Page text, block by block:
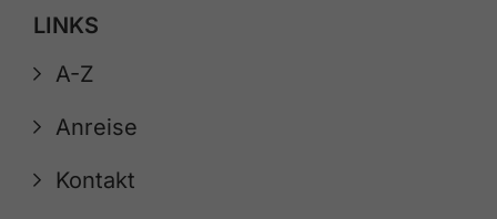
LINKS
A-Z
Anreise
Kontakt